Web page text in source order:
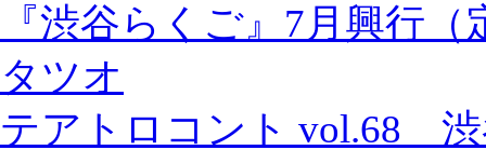
『渋谷らくご』7月興行
タツオ
テアトロコント vol.68